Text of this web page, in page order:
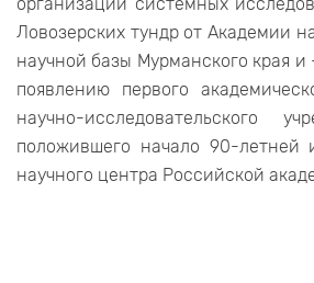
Ловозерских тундр от Академии
научной базы Мурманского края и
появлению первого
научно-исследовательского
положившего начало 90-летней
научного центра Российской